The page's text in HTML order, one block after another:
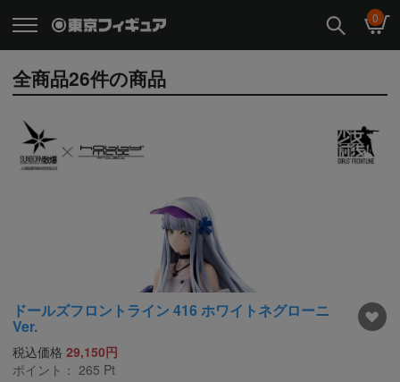
0
全商品26件の商品
ドールズフロントライン 416 ホワイトネグローニ
Ver.
税込価格 29,150円
ポイント： 265 Pt